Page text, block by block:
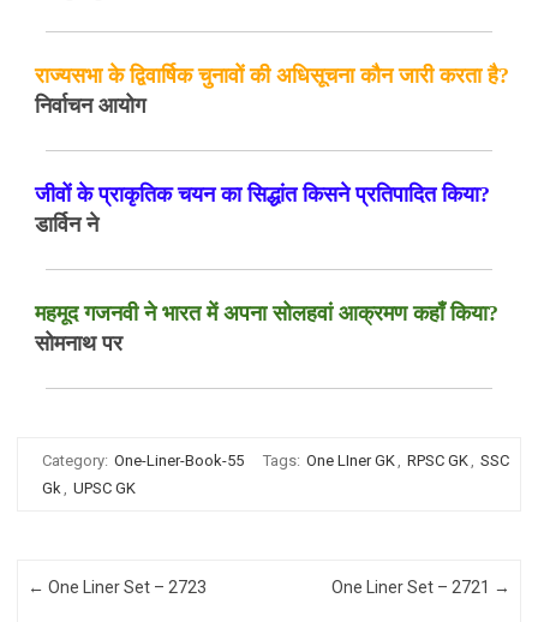
राज्यसभा के द्विवार्षिक चुनावों की अधिसूचना कौन जारी करता है?
निर्वाचन आयोग
जीवों के प्राकृतिक चयन का सिद्धांत किसने प्रतिपादित किया?
डार्विन ने
महमूद गजनवी ने भारत में अपना सोलहवां आक्रमण कहाँ किया?
सोमनाथ पर
Category: One-Liner-Book-55 Tags: One LIner GK, RPSC GK, SSC
Gk, UPSC GK
Post navigation
← One Liner Set – 2723 One Liner Set – 2721 →